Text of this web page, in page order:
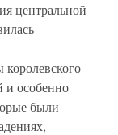
центральной
и особенно
были